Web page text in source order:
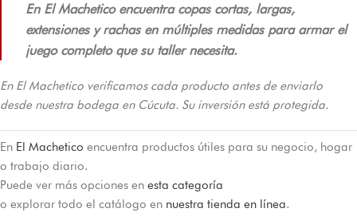
En El Machetico encuentra copas cortas, largas,
extensiones y rachas en múltiples medidas para armar el
juego completo que su taller necesita.
En El Machetico verificamos cada producto antes de enviarlo
desde nuestra bodega en Cúcuta. Su inversión está protegida.
En El Machetico encuentra productos útiles para su negocio, hogar
o trabajo diario.
Puede ver más opciones en esta categoría
o explorar todo el catálogo en nuestra tienda en línea.